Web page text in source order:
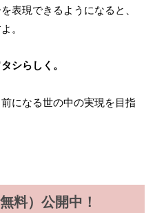
表現できるようになると、
。
シらしく。
になる世の中の実現を目指
料）公開中！